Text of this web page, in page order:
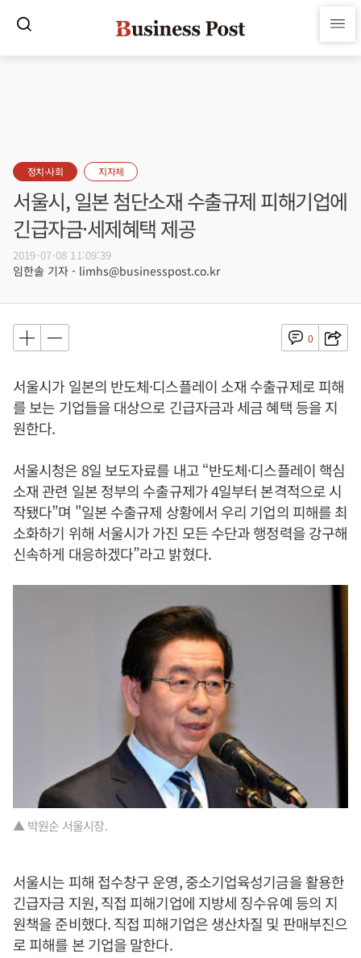
정치·사회 지자체
서울시, 일본 첨단소재 수출규제 피해기업에
긴급자금·세제혜택 제공
2019-07-08 11:09:39
임한솔 기자 - limhs@businesspost.co.kr
0
서울시가 일본의 반도체·디스플레이 소재 수출규제로 피해
를 보는 기업들을 대상으로 긴급자금과 세금 혜택 등을 지
원한다.
서울시청은 8일 보도자료를 내고 “반도체·디스플레이 핵심
소재 관련 일본 정부의 수출규제가 4일부터 본격적으로 시
작됐다”며 "일본 수출규제 상황에서 우리 기업의 피해를 최
소화하기 위해 서울시가 가진 모든 수단과 행정력을 강구해
신속하게 대응하겠다”라고 밝혔다.
▲ 박원순 서울시장.
서울시는 피해 접수창구 운영, 중소기업육성기금을 활용한
긴급자금 지원, 직접 피해기업에 지방세 징수유예 등의 지
원책을 준비했다. 직접 피해기업은 생산차질 및 판매부진으
로 피해를 본 기업을 말한다.